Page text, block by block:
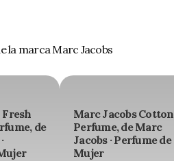
la marca Marc Jacobs
Fresh
de
Marc Jacobs Cotton
Perfume, de Marc
Jacobs · Perfume de
Mujer